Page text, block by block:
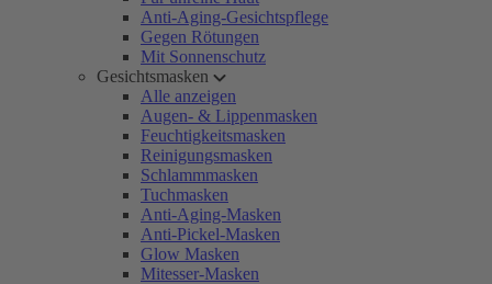
Anti-Aging-Gesichtspflege
Gegen Rötungen
Mit Sonnenschutz
Gesichtsmasken
Alle anzeigen
Augen- & Lippenmasken
Feuchtigkeitsmasken
Reinigungsmasken
Schlammmasken
Tuchmasken
Anti-Aging-Masken
Anti-Pickel-Masken
Glow Masken
Mitesser-Masken